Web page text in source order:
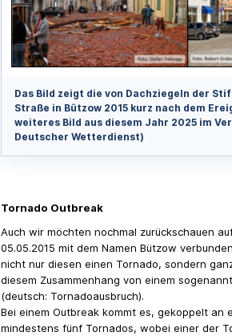
Das Bild zeigt die von Dachziegeln der
Straße in Bützow 2015 kurz nach dem
weiteres Bild aus diesem Jahr 2025 im
Deutscher Wetterdienst)
Tornado Outbreak
Auch wir möchten nochmal zurückschauen
05.05.2015 mit dem Namen Bützow
nicht nur diesen einen Tornado, sondern
diesem Zusammenhang von einem
(deutsch: Tornadoausbruch).
Bei einem Outbreak kommt es, gekoppelt an
mindestens fünf Tornados, wobei einer der